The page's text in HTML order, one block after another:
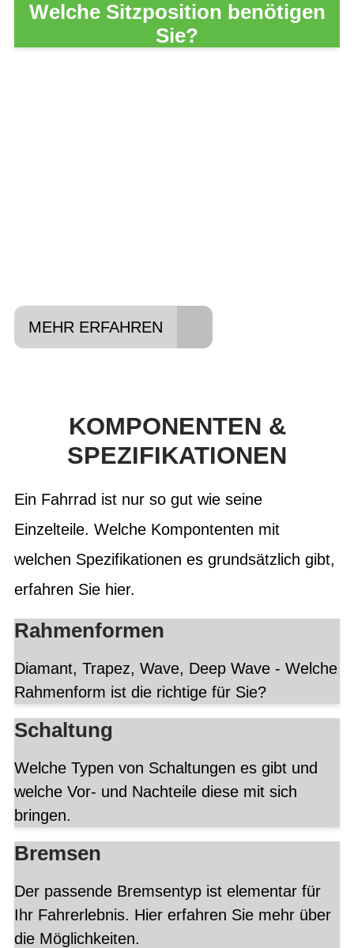
Welche Sitzposition benötigen
Sie?
MEHR ERFAHREN
KOMPONENTEN &
SPEZIFIKATIONEN
Ein Fahrrad ist nur so gut wie seine
Einzelteile. Welche Kompontenten mit
welchen Spezifikationen es grundsätzlich gibt,
erfahren Sie hier.
Rahmenformen
Diamant, Trapez, Wave, Deep Wave - Welche
Rahmenform ist die richtige für Sie?
Schaltung
Welche Typen von Schaltungen es gibt und
welche Vor- und Nachteile diese mit sich
bringen.
Bremsen
Der passende Bremsentyp ist elementar für
Ihr Fahrerlebnis. Hier erfahren Sie mehr über
die Möglichkeiten.